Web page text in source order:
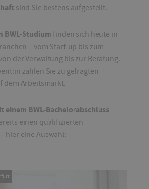
sind Sie bestens aufgestellt.
BWL-Studium finden sich heute in
– vom Start-up bis zum
der Verwaltung bis zur Beratung.
zählen Sie zu gefragten
dem Arbeitsmarkt.
einem BWL-Bachelorabschluss
einen qualifizierten
hier eine Auswahl: